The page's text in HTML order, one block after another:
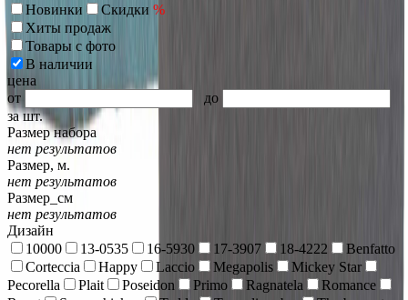
Новинки Скидки %
Хиты продаж
Товары с фото
В наличии
цена
от
до
за шт.
Размер набора
нет результатов
Размер, м.
нет результатов
Размер_см
нет результатов
Дизайн
10000
13-0535 16-5930 17-3907 18-4222
Benfatto
Corteccia
Happy Laccio Megapolis
Mickey Star
Pecorella
Plait Poseidon Primo Ragnatela
Romance